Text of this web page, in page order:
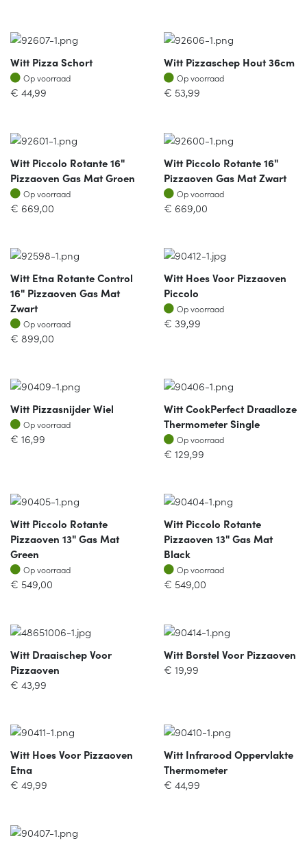
Witt Pizza Schort
Op voorraad
Op voorraad
€ 44,99
Witt Pizzaschep Hout 36cm
Op voorraad
Op voorraad
€ 53,99
Witt Piccolo Rotante 16"
Pizzaoven Gas Mat Groen
Op voorraad
Op voorraad
€ 669,00
Witt Piccolo Rotante 16"
Pizzaoven Gas Mat Zwart
Op voorraad
Op voorraad
€ 669,00
Witt Etna Rotante Control
16" Pizzaoven Gas Mat
Zwart
Op voorraad
Op voorraad
€ 899,00
Witt Hoes Voor Pizzaoven
Piccolo
Op voorraad
Op voorraad
€ 39,99
Witt Pizzasnijder Wiel
Op voorraad
Op voorraad
€ 16,99
Witt CookPerfect Draadloze
Thermometer Single
Op voorraad
Op voorraad
€ 129,99
Witt Piccolo Rotante
Pizzaoven 13" Gas Mat
Green
Op voorraad
Op voorraad
€ 549,00
Witt Piccolo Rotante
Pizzaoven 13" Gas Mat
Black
Op voorraad
Op voorraad
€ 549,00
Witt Draaischep Voor
Pizzaoven
€ 43,99
Witt Borstel Voor Pizzaoven
€ 19,99
Witt Hoes Voor Pizzaoven
Etna
€ 49,99
Witt Infrarood Oppervlakte
Thermometer
€ 44,99